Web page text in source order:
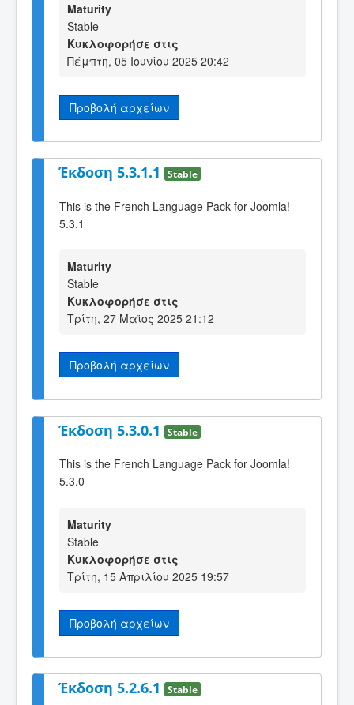
Maturity
Stable
Κυκλοφορήσε στις
Πέμπτη, 05 Ιουνίου 2025 20:42
Προβολή αρχείων
Έκδοση 5.3.1.1 Stable
This is the French Language Pack for Joomla!
5.3.1
Maturity
Stable
Κυκλοφορήσε στις
Τρίτη, 27 Μαϊος 2025 21:12
Προβολή αρχείων
Έκδοση 5.3.0.1 Stable
This is the French Language Pack for Joomla!
5.3.0
Maturity
Stable
Κυκλοφορήσε στις
Τρίτη, 15 Απριλίου 2025 19:57
Προβολή αρχείων
Έκδοση 5.2.6.1 Stable